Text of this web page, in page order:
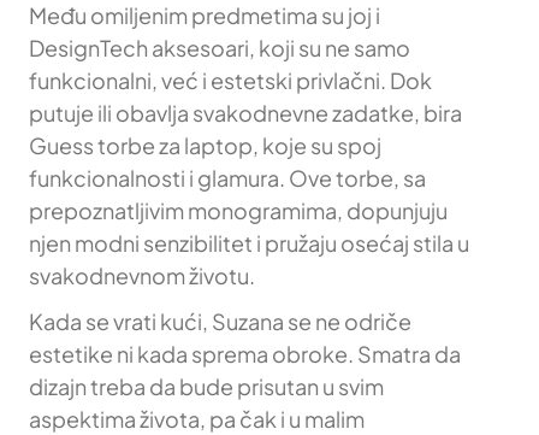
Među omiljenim predmetima su joj i
DesignTech aksesoari, koji su ne samo
funkcionalni, već i estetski privlačni. Dok
putuje ili obavlja svakodnevne zadatke, bira
Guess torbe za laptop, koje su spoj
funkcionalnosti i glamura. Ove torbe, sa
prepoznatljivim monogramima, dopunjuju
njen modni senzibilitet i pružaju osećaj stila u
svakodnevnom životu.
Kada se vrati kući, Suzana se ne odriče
estetike ni kada sprema obroke. Smatra da
dizajn treba da bude prisutan u svim
aspektima života, pa čak i u malim